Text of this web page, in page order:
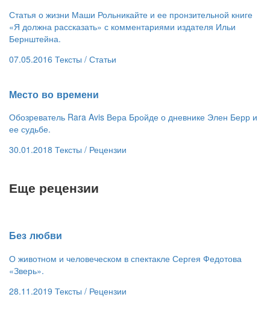
Статья о жизни Маши Рольникайте и ее пронзительной книге
«Я должна рассказать» с комментариями издателя Ильи
Бернштейна.
07.05.2016 Тексты / Статьи
​Место во времени
Обозреватель Rara Avis Вера Бройде о дневнике Элен Берр и
ее судьбе.
30.01.2018 Тексты / Рецензии
Еще рецензии
​Без любви
О животном и человеческом в спектакле Сергея Федотова
«Зверь».
28.11.2019 Тексты / Рецензии